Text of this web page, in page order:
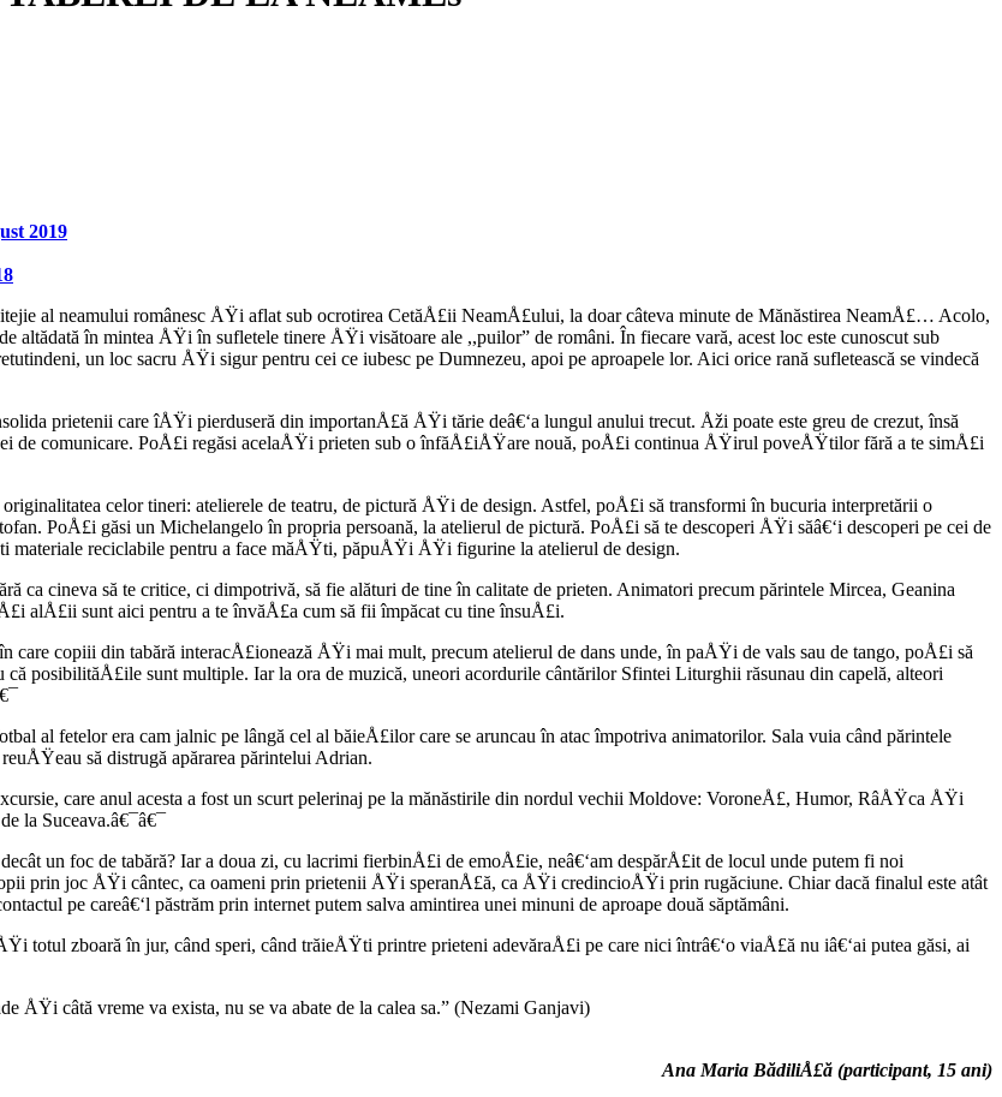
2019
al neamului românesc ÅŸi aflat sub ocrotirea CetăÅ£ii NeamÅ£ului, la doar câteva minute de Mănăstirea NeamÅ£… Acolo,
altădată în mintea ÅŸi în sufletele tinere ÅŸi visătoare ale ,,puilor” de români. În fiecare vară, acest loc este cunoscut sub
un loc sacru ÅŸi sigur pentru cei ce iubesc pe Dumnezeu, apoi pe aproapele lor. Aici orice rană sufletească se vindecă
prietenii care îÅŸi pierduseră din importanÅ£ă ÅŸi tărie deâ€‘a lungul anului trecut. Åži poate este greu de crezut, însă
de comunicare. PoÅ£i regăsi acelaÅŸi prieten sub o înfăÅ£iÅŸare nouă, poÅ£i continua ÅŸirul poveÅŸtilor fără a te simÅ£i
celor tineri: atelierele de teatru, de pictură ÅŸi de design. Astfel, poÅ£i să transformi în bucuria interpretării o
PoÅ£i găsi un Michelangelo în propria persoană, la atelierul de pictură. PoÅ£i să te descoperi ÅŸi săâ€‘i descoperi pe cei de
reciclabile pentru a face măÅŸti, păpuÅŸi ÅŸi figurine la atelierul de design.
cineva să te critice, ci dimpotrivă, să fie alături de tine în calitate de prieten. Animatori precum părintele Mircea, Geanina
alÅ£ii sunt aici pentru a te învăÅ£a cum să fii împăcat cu tine însuÅ£i.
copiii din tabără interacÅ£ionează ÅŸi mai mult, precum atelierul de dans unde, în paÅŸi de vals sau de tango, poÅ£i să
posibilităÅ£ile sunt multiple. Iar la ora de muzică, uneori acordurile cântărilor Sfintei Liturghii răsunau din capelă, alteori
al fetelor era cam jalnic pe lângă cel al băieÅ£ilor care se aruncau în atac împotriva animatorilor. Sala vuia când părintele
să distrugă apărarea părintelui Adrian.
care anul acesta a fost un scurt pelerinaj pe la mănăstirile din nordul vechii Moldove: VoroneÅ£, Humor, RâÅŸca ÅŸi
la Suceava.â€¯â€¯
un foc de tabără? Iar a doua zi, cu lacrimi fierbinÅ£i de emoÅ£ie, neâ€‘am despărÅ£it de locul unde putem fi noi
joc ÅŸi cântec, ca oameni prin prietenii ÅŸi speranÅ£ă, ca ÅŸi credincioÅŸi prin rugăciune. Chiar dacă finalul este atât
pe careâ€‘l păstrăm prin internet putem salva amintirea unei minuni de aproape două săptămâni.
totul zboară în jur, când speri, când trăieÅŸti printre prieteni adevăraÅ£i pe care nici întrâ€‘o viaÅ£ă nu iâ€‘ai putea găsi, ai
ÅŸi câtă vreme va exista, nu se va abate de la calea sa.” (Nezami Ganjavi)
Ana Maria BădiliÅ£ă (participant, 15 ani)